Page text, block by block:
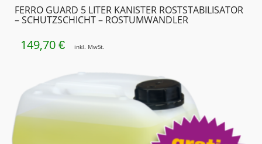
FERRO GUARD 5 LITER KANISTER ROSTSTABILISATOR
– SCHUTZSCHICHT – ROSTUMWANDLER
149,70 € inkl. MwSt.